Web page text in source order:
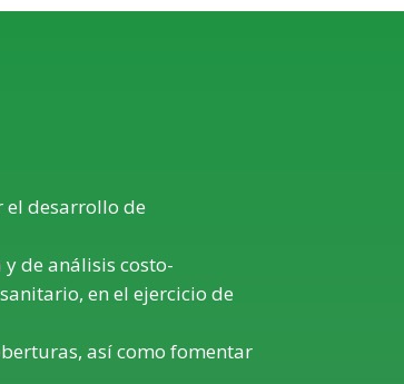
el desarrollo de
de análisis costo-
en el ejercicio de
así como fomentar